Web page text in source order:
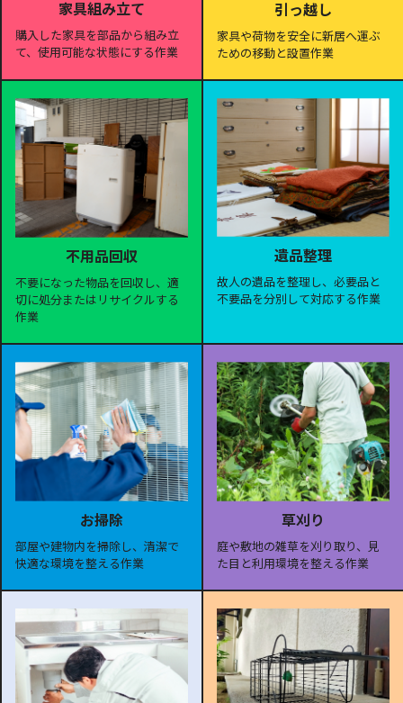
家具組み立て
購入した家具を部品から組み立
て、使用可能な状態にする作業
引っ越し
家具や荷物を安全に新居へ運ぶ
ための移動と設置作業
不用品回収
不要になった物品を回収し、適
切に処分またはリサイクルする
作業
遺品整理
故人の遺品を整理し、必要品と
不要品を分別して対応する作業
お掃除
部屋や建物内を掃除し、清潔で
快適な環境を整える作業
草刈り
庭や敷地の雑草を刈り取り、見
た目と利用環境を整える作業